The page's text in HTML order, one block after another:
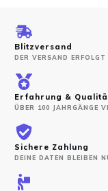
Blitzversand
DER VERSAND
Erfahrung &
ÜBER 100 JAHRGÄNGE
Sichere Zahlung
DEINE DATEN BLEIBEN